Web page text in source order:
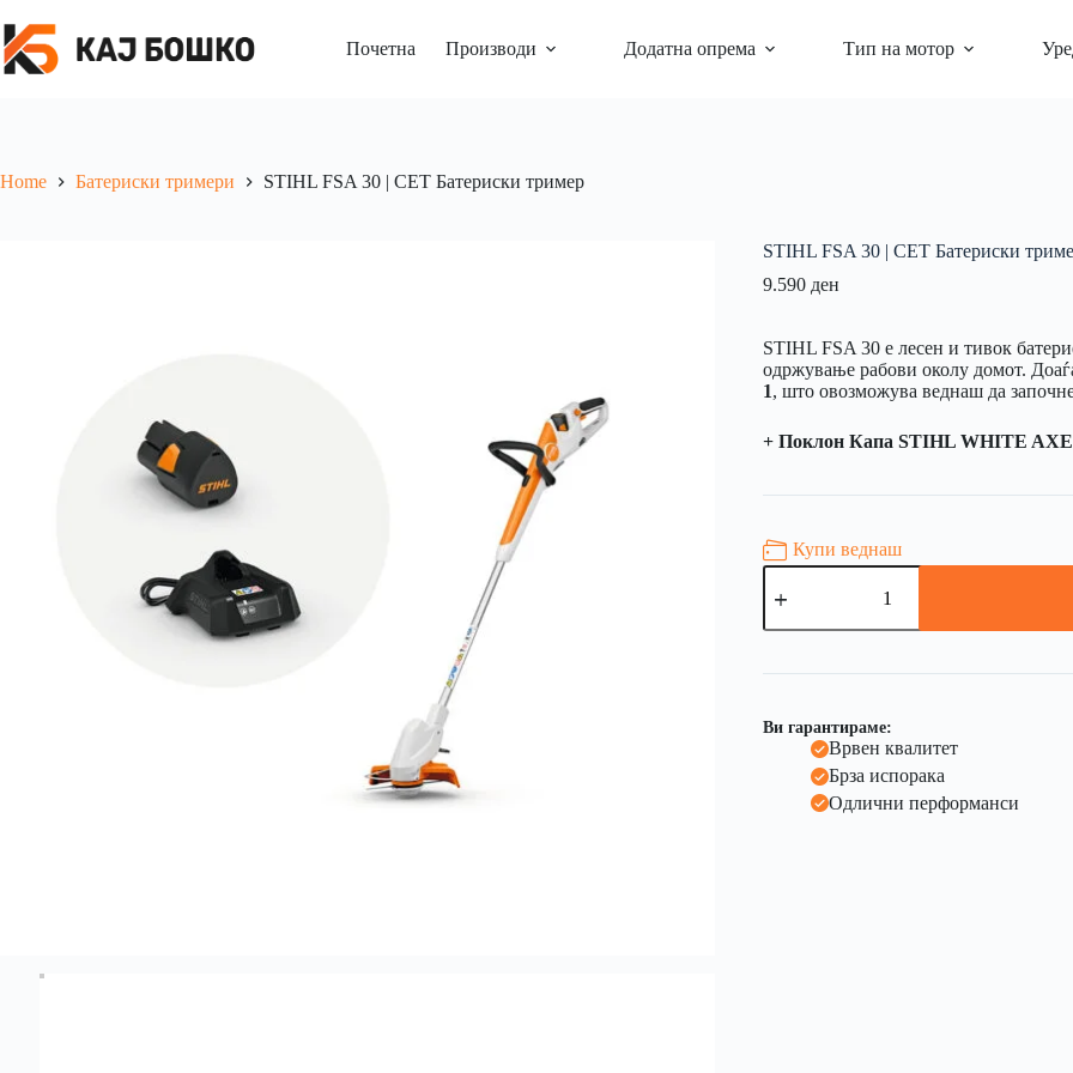
Почетна Производи Додатна опрема Тип на мотор
Home Батериски тримери STIHL FSA 30 | СЕТ Батериски тример
STIHL FSA 30 | СЕТ Батериски
9.590 ден
STIHL FSA 30 е лесен и тивок
одржување рабови околу домот.
1, што овозможува веднаш да
+ Поклон Капа STIHL WHITE AXE
Купи веднаш
Ви гарантираме:
Врвен квалитет
Брза испорака
Одлични перформанси